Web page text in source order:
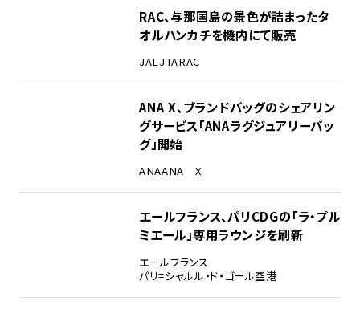
RAC、与那国島の景色が詰まったタ
オルハンカチを機内にて販売
JALJTARAC
ANA X、ブランドバッグのシェアリン
グサービス「ANAラグジュアリーバッ
グ」開始
ANAANA X
エールフランス、パリCDGの「ラ・プル
ミエール」専用ラウンジを刷新
エールフランス
パリ=シャルル・ド・ゴール空港